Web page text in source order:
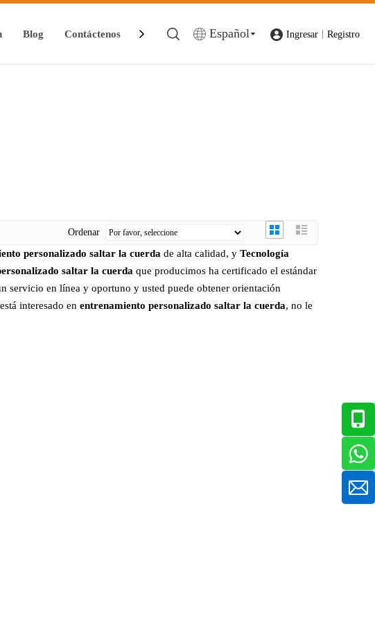
Blog Contáctenos Español Ingresar Registro
Ordenar
personalizado saltar la cuerda de alta calidad, y Tecnología
saltar la cuerda que producimos ha certificado el estándar
servicio en línea y oportuno y usted puede obtener orientación
interesado en entrenamiento personalizado saltar la cuerda, no le